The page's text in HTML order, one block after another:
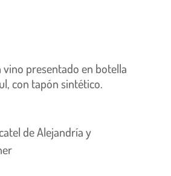
vino presentado en botella
con tapón sintético.
de Alejandría y